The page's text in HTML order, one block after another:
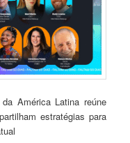
América Latina reúne
estratégias para